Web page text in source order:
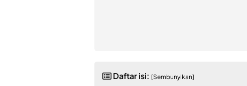
Daftar isi: [Sembunyikan]